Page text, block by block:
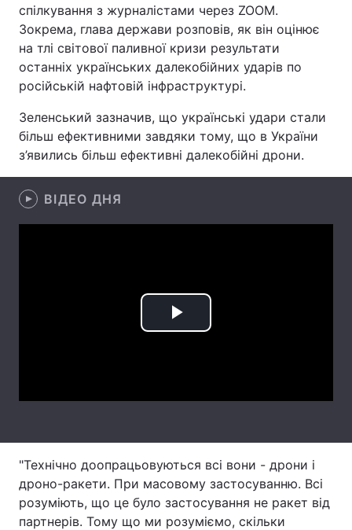
Техно і зв'язок
Зброя Інциденти
Здоров'я Туризм
Цікавинки Погода
Екологія Регіони
Лонгріди
спілкування з журналістами через ZOOM.
Зокрема, глава держави розповів, як він оцінює
на тлі світової паливної кризи результати
останніх українських далекобійних ударів по
російській нафтовій інфраструктурі.
Зеленський зазначив, що українські удари стали
більш ефективними завдяки тому, що в України
з’явились більш ефективні далекобійні дрони.
ВІДЕО ДНЯ
Play
"Технічно доопрацьовуються всі вони - дрони і
дроно-ракети. При масовому застосуванню. Всі
розуміють, що це було застосування не ракет від
партнерів. Тому що ми розуміємо, скільки